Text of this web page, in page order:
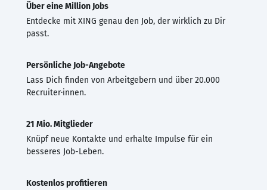
Über eine Million Jobs
Entdecke mit XING genau den Job, der wirklich zu Dir
passt.
Persönliche Job-Angebote
Lass Dich finden von Arbeitgebern und über 20.000
Recruiter·innen.
21 Mio. Mitglieder
Knüpf neue Kontakte und erhalte Impulse für ein
besseres Job-Leben.
Kostenlos profitieren